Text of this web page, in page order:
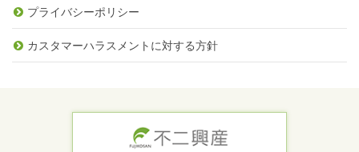
プライバシーポリシー
カスタマーハラスメントに対する方針